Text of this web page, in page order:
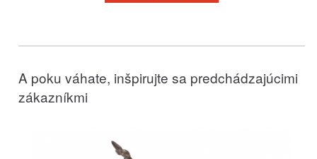
A poku váhate, inšpirujte sa predchádzajúcimi
zákazníkmi